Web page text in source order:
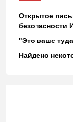
Открытое
безопасности
"Это ваше
Найдено